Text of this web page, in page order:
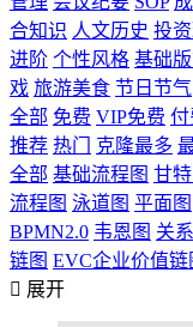
合知识 人文历史 投
进阶 个性风格 基础
戏 旅游美食 节日节气
全部 免费 VIP免费 付
推荐 热门 克隆最多
全部 基础流程图 甘特
流程图 泳道图 平面图
BPMN2.0 韦恩图 关
链图 EVC企业价值链
 展开